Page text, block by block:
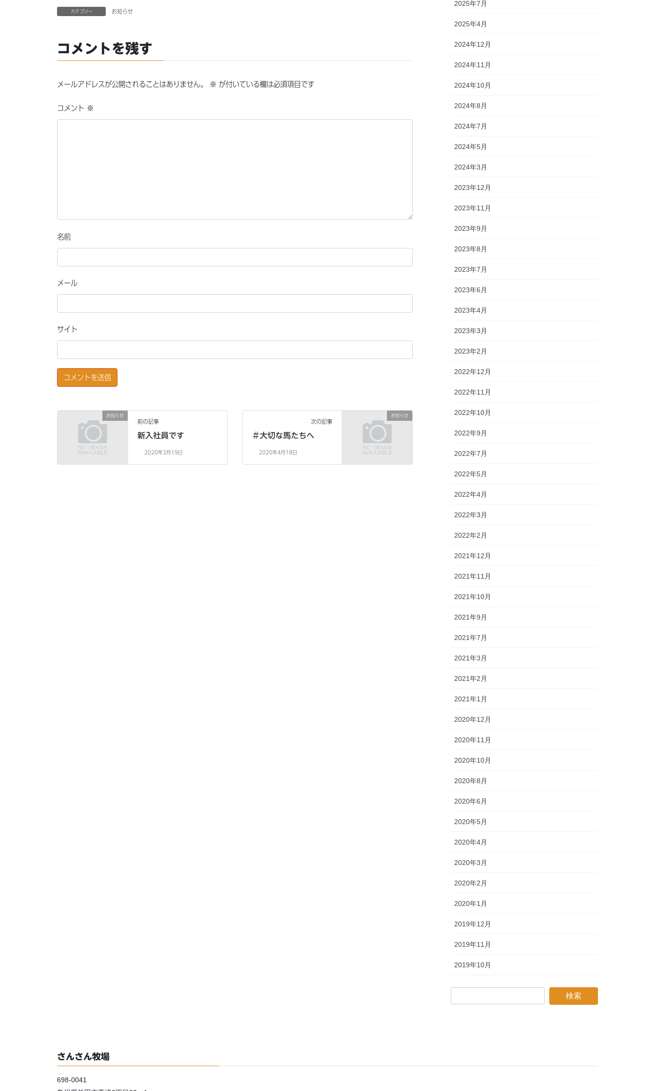
カテゴリー お知らせ
コメントを残す
メールアドレスが公開されることはありません。 ※ が付いている欄は必須項目です
コメント ※
名前
メール
サイト
お知らせ
前の記事
新入社員です
2020年3月19日
お知らせ
次の記事
＃大切な馬たちへ
2020年4月18日
2025年7月
2025年4月
2024年12月
2024年11月
2024年10月
2024年8月
2024年7月
2024年5月
2024年3月
2023年12月
2023年11月
2023年9月
2023年8月
2023年7月
2023年6月
2023年4月
2023年3月
2023年2月
2022年12月
2022年11月
2022年10月
2022年9月
2022年7月
2022年5月
2022年4月
2022年3月
2022年2月
2021年12月
2021年11月
2021年10月
2021年9月
2021年7月
2021年3月
2021年2月
2021年1月
2020年12月
2020年11月
2020年10月
2020年8月
2020年6月
2020年5月
2020年4月
2020年3月
2020年2月
2020年1月
2019年12月
2019年11月
2019年10月
さんさん牧場
698-0041